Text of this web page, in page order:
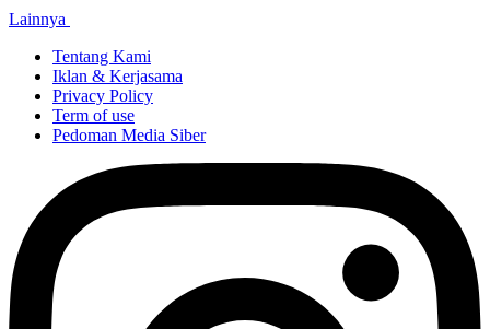
Lainnya
Tentang Kami
Iklan & Kerjasama
Privacy Policy
Term of use
Pedoman Media Siber